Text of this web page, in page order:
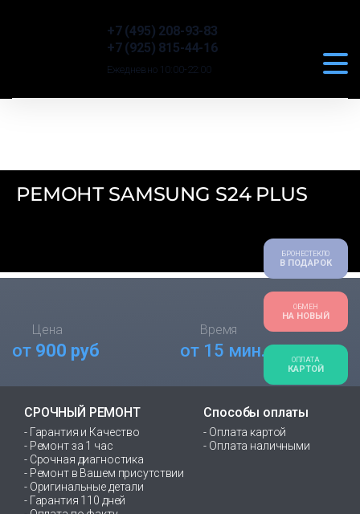
+7 (495) 208-93-83
+7 (925) 815-44-16
Ежедневно 10:00-22:00
РЕМОНТ SAMSUNG S24 PLUS
БРОНЕСТЕКЛО
В ПОДАРОК
ОБМЕН
НА НОВЫЙ
ОПЛАТА
КАРТОЙ
Цена
от 900 руб
Время
от 15 мин.
СРОЧНЫЙ РЕМОНТ
- Гарантия и Качество
- Ремонт за 1 час
- Срочная диагностика
- Ремонт в Вашем присутствии
- Оригинальные детали
- Гарантия 110 дней
Способы оплаты
- Оплата картой
- Оплата наличными